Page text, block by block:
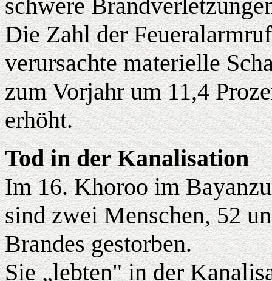
schwere
Die Zahl der
verursachte materielle
zum Vorjahr um 11,4
erhöht.
Tod in der Kanalisation
Im 16. Khoroo im
sind zwei Menschen, 52
Brandes gestorben.
Sie „lebten" in der